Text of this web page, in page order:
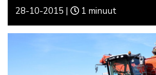
28-10-2015 | 1 minuut